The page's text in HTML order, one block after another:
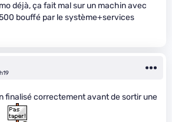
déjà, ça fait mal sur un machin avec
bouffé par le système+services
finalisé correctement avant de sortir une